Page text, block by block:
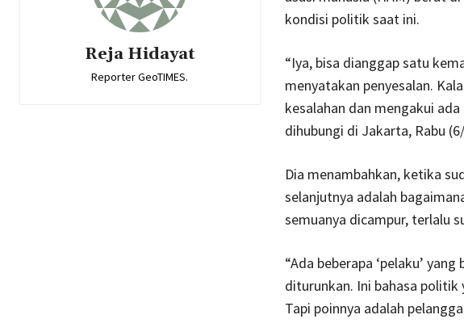
Reja Hidayat
Reporter GeoTIMES.
kondisi politik saat ini.
“Iya, bisa dianggap satu
menyatakan penyesalan.
kesalahan dan mengakui
dihubungi di Jakarta, Rabu
Dia menambahkan, ketika
selanjutnya adalah
semuanya dicampur, terlalu
“Ada beberapa ‘pelaku’
diturunkan. Ini bahasa
Tapi poinnya adalah